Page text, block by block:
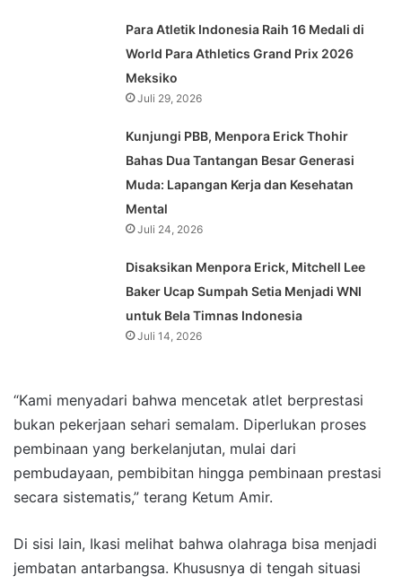
Para Atletik Indonesia Raih 16 Medali di
World Para Athletics Grand Prix 2026
Meksiko
Juli 29, 2026
Kunjungi PBB, Menpora Erick Thohir
Bahas Dua Tantangan Besar Generasi
Muda: Lapangan Kerja dan Kesehatan
Mental
Juli 24, 2026
Disaksikan Menpora Erick, Mitchell Lee
Baker Ucap Sumpah Setia Menjadi WNI
untuk Bela Timnas Indonesia
Juli 14, 2026
“Kami menyadari bahwa mencetak atlet berprestasi
bukan pekerjaan sehari semalam. Diperlukan proses
pembinaan yang berkelanjutan, mulai dari
pembudayaan, pembibitan hingga pembinaan prestasi
secara sistematis,” terang Ketum Amir.
Di sisi lain, Ikasi melihat bahwa olahraga bisa menjadi
jembatan antarbangsa. Khususnya di tengah situasi